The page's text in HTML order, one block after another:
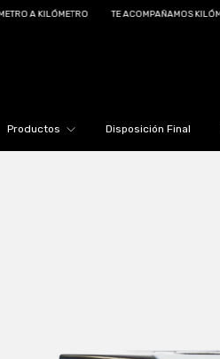
TE ACOMPAÑAMOS KILÓMETRO A KILÓMETRO
Productos Disposición Final